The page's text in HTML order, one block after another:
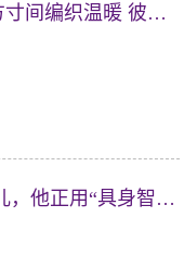
韵苑10栋122寝室：在方寸间编织温暖 彼此照亮
从AIA走出的科技弄潮儿，他正用“具身智能”定义未来！